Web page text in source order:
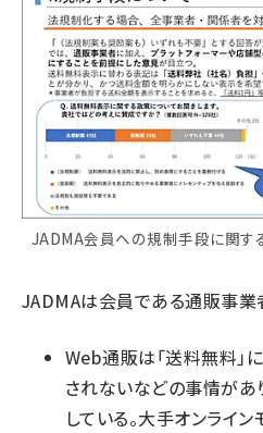
JADMA会員への規制手段に関す
JADMAは会員である通販事業
Web通販は「送料無料」
されないなどの事情があ
している。大手オンライ